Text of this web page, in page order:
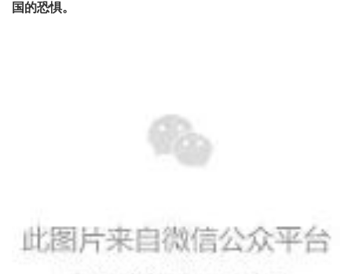
国的恐惧。